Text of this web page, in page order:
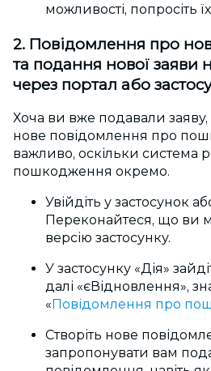
можливості, попросіть
2. Повідомлення про
та подання нової заяви
через портал або
Хоча ви вже подавали
нове повідомлення про
важливо, оскільки система
пошкодження окремо.
Увійдіть у застосунок
Переконайтеся, що ви
версію застосунку.
У застосунку «Дія»
далі «єВідновлення»,
« Повідомлення про
Створіть нове
запропонувати вам